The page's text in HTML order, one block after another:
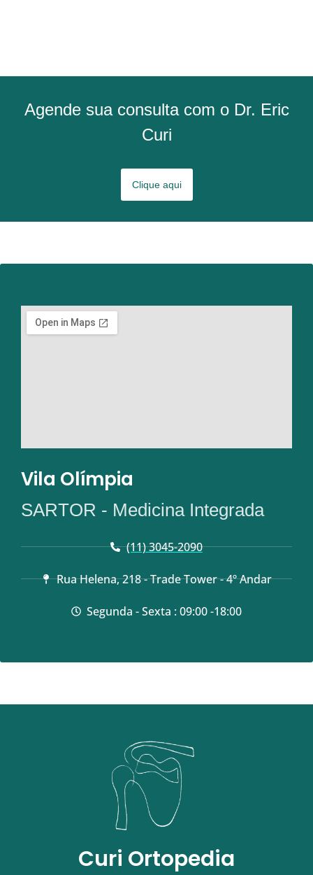
Agende sua consulta com o Dr. Eric
Curi
Clique aqui
Vila Olímpia
SARTOR - Medicina Integrada
(11) 3045-2090
Rua Helena, 218 - Trade Tower - 4º Andar
Segunda - Sexta : 09:00 -18:00
Curi Ortopedia